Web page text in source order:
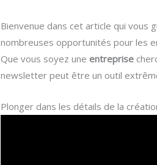
Bienvenue dans cet article qui vous
nombreuses opportunités pour les
Que vous soyez uneentreprise
newsletter peut être un outil
Plonger dans les détails de la